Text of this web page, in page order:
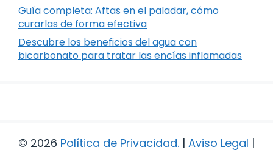
Guía completa: Aftas en el paladar, cómo
curarlas de forma efectiva
Descubre los beneficios del agua con
bicarbonato para tratar las encías inflamadas
© 2026 Política de Privacidad. | Aviso Legal |